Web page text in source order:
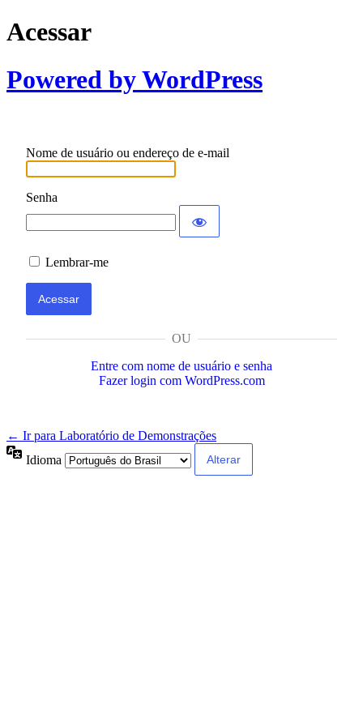
Acessar
Powered by WordPress
Nome de usuário ou endereço de e-mail
Senha
Lembrar-me
OU
Entre com nome de usuário e senha
Fazer login com WordPress.com
← Ir para Laboratório de Demonstrações
Idioma